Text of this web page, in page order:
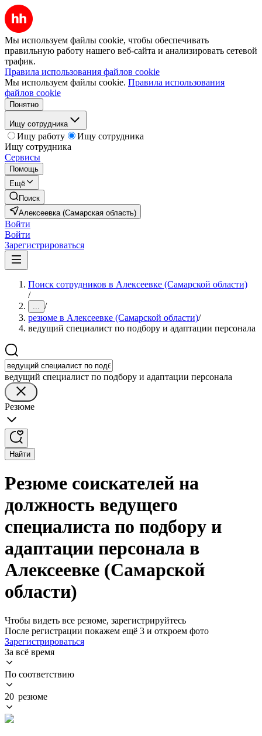
Мы используем файлы cookie, чтобы обеспечивать
правильную работу нашего веб-сайта и анализировать сетевой
трафик.
Правила использования файлов cookie
Мы используем файлы cookie. Правила использования
файлов cookie
Понятно
Ищу сотрудника
Ищу работу
Ищу сотрудника
Ищу сотрудника
Сервисы
Помощь
Ещё
Поиск
Алексеевка (Самарская область)
Войти
Войти
Зарегистрироваться
Поиск сотрудников в Алексеевке (Самарской области)
/
... /
резюме в Алексеевке (Самарской области)/
ведущий специалист по подбору и адаптации персонала
ведущий специалист по подбору и адаптации персонала
Резюме
Найти
Резюме соискателей на
должность ведущего
специалиста по подбору и
адаптации персонала в
Алексеевке (Самарской
области)
Чтобы видеть все резюме, зарегистрируйтесь
После регистрации покажем ещё 3 и откроем фото
Зарегистрироваться
За всё время
По соответствию
20 резюме